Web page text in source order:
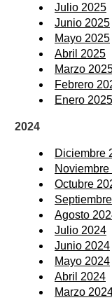
Julio 2025
Junio 2025
Mayo 2025
Abril 2025
Marzo
Febrero
Enero 2025
2024
Diciembre
Noviembre
Octubre
Agosto
Julio 2024
Junio 2024
Mayo 2024
Abril 2024
Marzo